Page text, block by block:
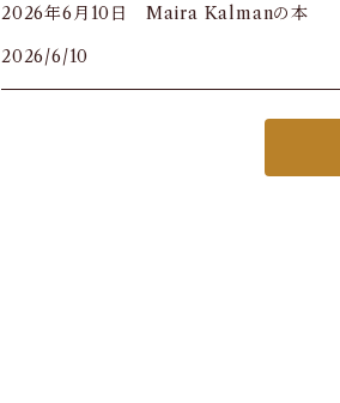
2026年6月10日 Maira Kalmanの本
2026/6/10